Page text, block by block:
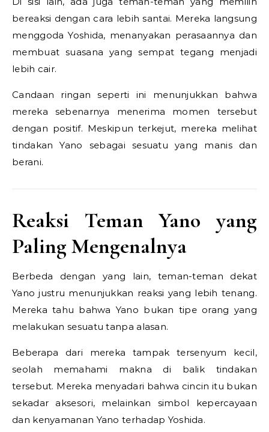
bereaksi dengan cara lebih santai. Mereka langsung
menggoda Yoshida, menanyakan perasaannya dan
membuat suasana yang sempat tegang menjadi
lebih cair.
Candaan ringan seperti ini menunjukkan bahwa
mereka sebenarnya menerima momen tersebut
dengan positif. Meskipun terkejut, mereka melihat
tindakan Yano sebagai sesuatu yang manis dan
berani.
Reaksi Teman Yano yang
Paling Mengenalnya
Berbeda dengan yang lain, teman-teman dekat
Yano justru menunjukkan reaksi yang lebih tenang.
Mereka tahu bahwa Yano bukan tipe orang yang
melakukan sesuatu tanpa alasan.
Beberapa dari mereka tampak tersenyum kecil,
seolah memahami makna di balik tindakan
tersebut. Mereka menyadari bahwa cincin itu bukan
sekadar aksesori, melainkan simbol kepercayaan
dan kenyamanan Yano terhadap Yoshida.